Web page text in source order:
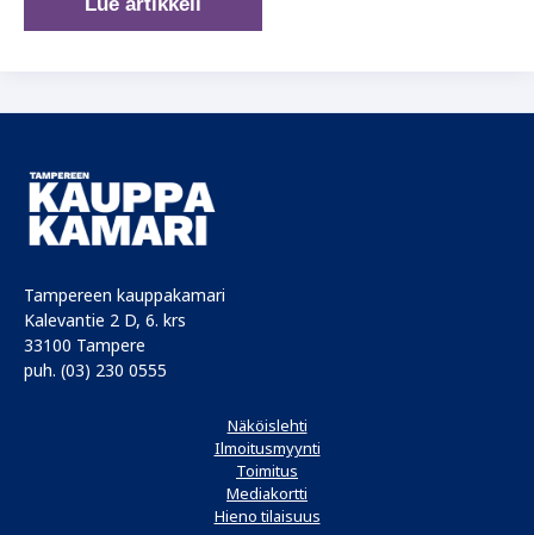
asentaja
Tampereen kauppakamari
Kalevantie 2 D, 6. krs
33100 Tampere
puh. (03) 230 0555
Näköislehti
Ilmoitusmyynti
Toimitus
Mediakortti
Hieno tilaisuus